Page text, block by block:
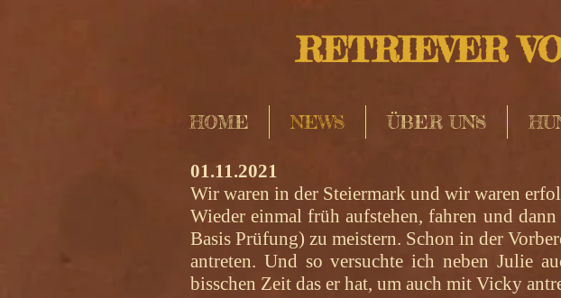
RETRIEVER
01.11.2021
Wir waren in der Steiermark und wir waren
Wieder einmal früh aufstehen, fahren und
Basis Prüfung) zu meistern. Schon in der
antreten. Und so versuchte ich neben Julie
bisschen Zeit das er hat, um auch mit Vicky
HOME NEWS ÜBER UNS